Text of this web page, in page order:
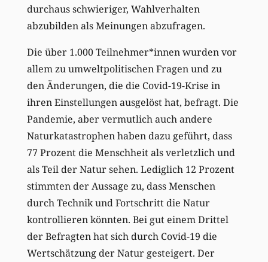
durchaus schwieriger, Wahlverhalten
abzubilden als Meinungen abzufragen.
Die über 1.000 Teilnehmer*innen wurden vor
allem zu umweltpolitischen Fragen und zu
den Änderungen, die die Covid-19-Krise in
ihren Einstellungen ausgelöst hat, befragt. Die
Pandemie, aber vermutlich auch andere
Naturkatastrophen haben dazu geführt, dass
77 Prozent die Menschheit als verletzlich und
als Teil der Natur sehen. Lediglich 12 Prozent
stimmten der Aussage zu, dass Menschen
durch Technik und Fortschritt die Natur
kontrollieren könnten. Bei gut einem Drittel
der Befragten hat sich durch Covid-19 die
Wertschätzung der Natur gesteigert. Der